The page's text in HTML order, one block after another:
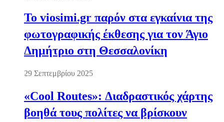
Το viosimi.gr παρόν στα εγκαίνια της
φωτογραφικής έκθεσης για τον Άγιο
Δημήτριο στη Θεσσαλονίκη
29 Σεπτεμβρίου 2025
«Cool Routes»: Διαδραστικός χάρτης
βοηθά τους πολίτες να βρίσκουν